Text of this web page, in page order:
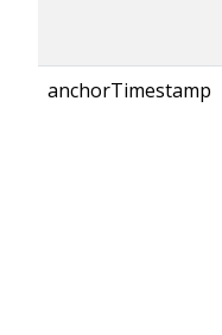
anchorTimestamp